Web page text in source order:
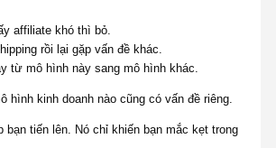
affiliate khó thì bỏ.
rồi lại gặp vấn đề khác.
từ mô hình này sang mô hình khác.
hình kinh doanh nào cũng có vấn đề riêng.
bạn tiến lên. Nó chỉ khiến bạn mắc kẹt trong